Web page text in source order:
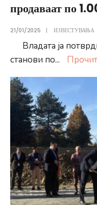
продаваат по
21/01/2025 | ИЗВЕСТУВАЊА
Владата ја
станови по...